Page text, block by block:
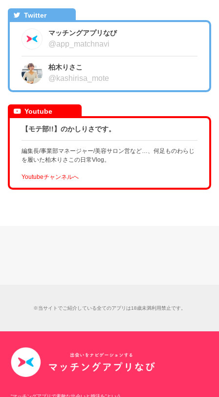
Twitter
マッチングアプリなび
@app_matchnavi
柏木りさこ
@kashirisa_mote
Youtube
【モテ部!!】のかしりさです。
編集長/事業部マネージャー/美容サロン営など…、何足ものわらじ
を履いた柏木りさこの日常Vlog。
Youtubeチャンネルへ
※当サイトでご紹介している全てのアプリは18歳未満利用禁止です。